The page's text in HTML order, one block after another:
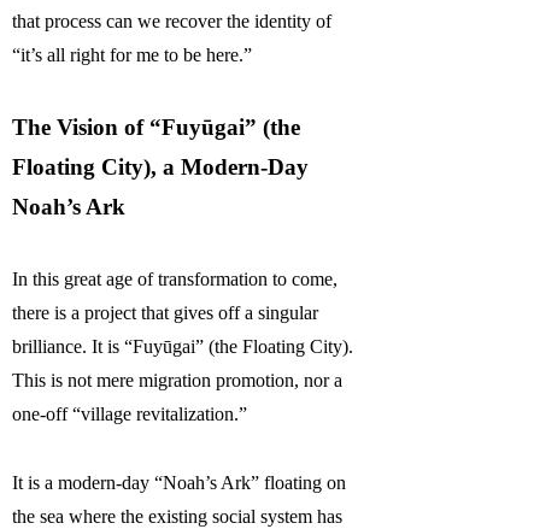
that process can we recover the identity of
“it’s all right for me to be here.”
The Vision of “Fuyūgai” (the
Floating City), a Modern-Day
Noah’s Ark
In this great age of transformation to come,
there is a project that gives off a singular
brilliance. It is “Fuyūgai” (the Floating City).
This is not mere migration promotion, nor a
one-off “village revitalization.”
It is a modern-day “Noah’s Ark” floating on
the sea where the existing social system has